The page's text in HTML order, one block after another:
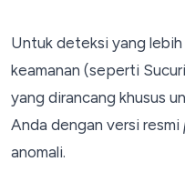
Untuk deteksi yang lebih
keamanan (seperti
yang dirancang khusus
Anda dengan versi resmi
anomali.